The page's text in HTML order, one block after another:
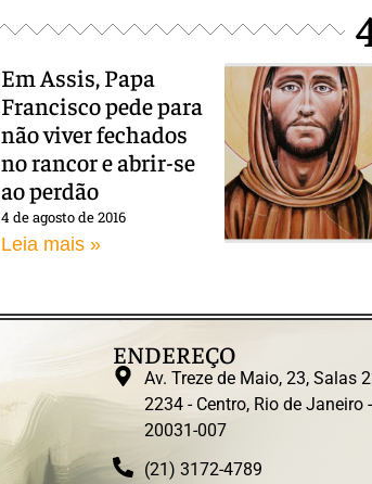
Em Assis, Papa
Francisco pede para
não viver fechados
no rancor e abrir-se
ao perdão
4 de agosto de 2016
Leia mais »
ENDEREÇO
Av. Treze de Maio, 23, Salas
2234 - Centro, Rio de Janeiro
20031-007
(21) 3172-4789